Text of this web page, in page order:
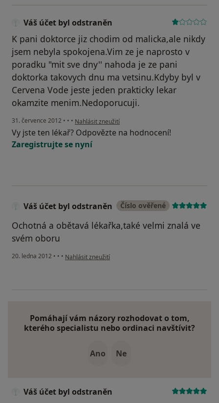
Váš účet byl odstraněn
K pani doktorce jiz chodim od malicka,ale nikdy
jsem nebyla spokojena.Vim ze je naprosto v
poradku "mit sve dny'' nahoda je ze pani
doktorka takovych dnu ma vetsinu.Kdyby byl v
Cervena Vode jeste jeden prakticky lekar
okamzite menim.Nedoporucuji.
31. července 2012 • • • podle názoru uživatele Váš účet byl odstraněn
Nahlásit zneužití
Vy jste ten lékař? Odpovězte na hodnocení!
Zaregistrujte se nyní
Váš účet byl odstraněn Číslo ověřené
Ochotná a obětavá lékařka,také velmi znalá ve
svém oboru
20. ledna 2012 • • • podle názoru uživatele Váš účet byl odstraněn
Nahlásit zneužití
Pomáhají vám názory rozhodovat o tom,
kterého specialistu nebo ordinaci navštívit?
Ano Ne
Váš účet byl odstraněn